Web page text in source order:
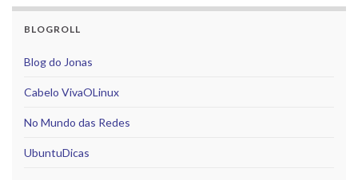
BLOGROLL
Blog do Jonas
Cabelo VivaOLinux
No Mundo das Redes
UbuntuDicas